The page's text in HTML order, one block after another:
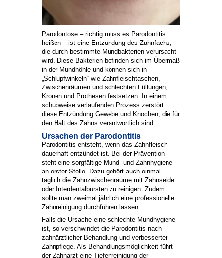
Parodontose – richtig muss es Parodontitis
heißen – ist eine Entzündung des Zahnfachs,
die durch bestimmte Mundbakterien verursacht
wird. Diese Bakterien befinden sich im Übermaß
in der Mundhöhle und können sich in
„Schlupfwinkeln“ wie Zahnfleischtaschen,
Zwischenräumen und schlechten Füllungen,
Kronen und Prothesen festsetzen. In einem
schubweise verlaufenden Prozess zerstört
diese Entzündung Gewebe und Knochen, die für
den Halt des Zahns verantwortlich sind.
Ursachen der Parodontitis
Parodontitis entsteht, wenn das Zahnfleisch
dauerhaft entzündet ist. Bei der Prävention
steht eine sorgfältige Mund- und Zahnhygiene
an erster Stelle. Dazu gehört auch einmal
täglich die Zahnzwischenräume mit Zahnseide
oder Interdentalbürsten zu reinigen. Zudem
sollte man zweimal jährlich eine professionelle
Zahnreinigung durchführen lassen.
Falls die Ursache eine schlechte Mundhygiene
ist, so verschwindet die Parodontitis nach
zahnärztlicher Behandlung und verbesserter
Zahnpflege. Als Behandlungsmöglichkeit führt
der Zahnarzt eine Tiefenreinigung der